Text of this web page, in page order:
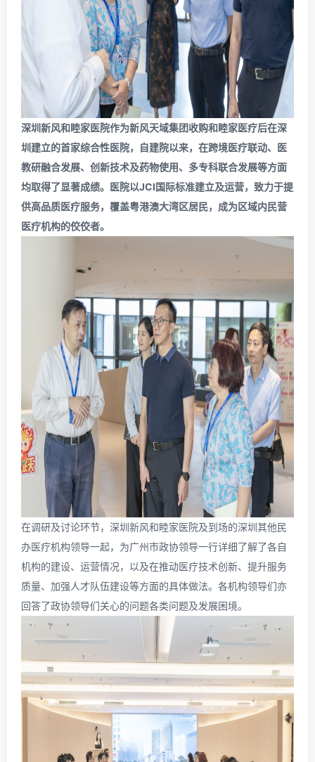
深圳新风和睦家医院作为新风天域集团收购和睦家医疗后在深
圳建立的首家综合性医院，自建院以来，在跨境医疗联动、医
教研融合发展、创新技术及药物使用、多专科联合发展等方面
均取得了显著成绩。 医院以JCI国际标准建立及运营，致力于提
供高品质医疗服务，覆盖粤港澳大湾区居民，成为区域内民营
医疗机构的佼佼者。
在调研及讨论环节，深圳新风和睦家医院及到场的深圳其他民
办医疗机构领导一起，为广州市政协领导一行详细了解了各自
机构的建设、运营情况，以及在推动医疗技术创新、提升服务
质量、加强人才队伍建设等方面的具体做法。各机构领导们亦
回答了政协领导们关心的问题各类问题及发展困境。